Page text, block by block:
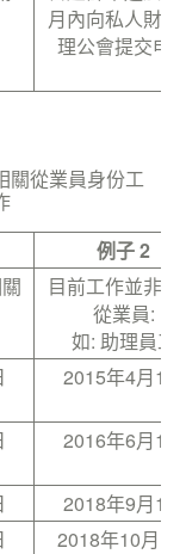
月內向私人財富
理公會提交申
關從業員身份工
例子 2
目前工作並非相
從業員:
如: 助理員工
2015年4月1日
2016年6月1日
2018年9月1日
2018年10月1